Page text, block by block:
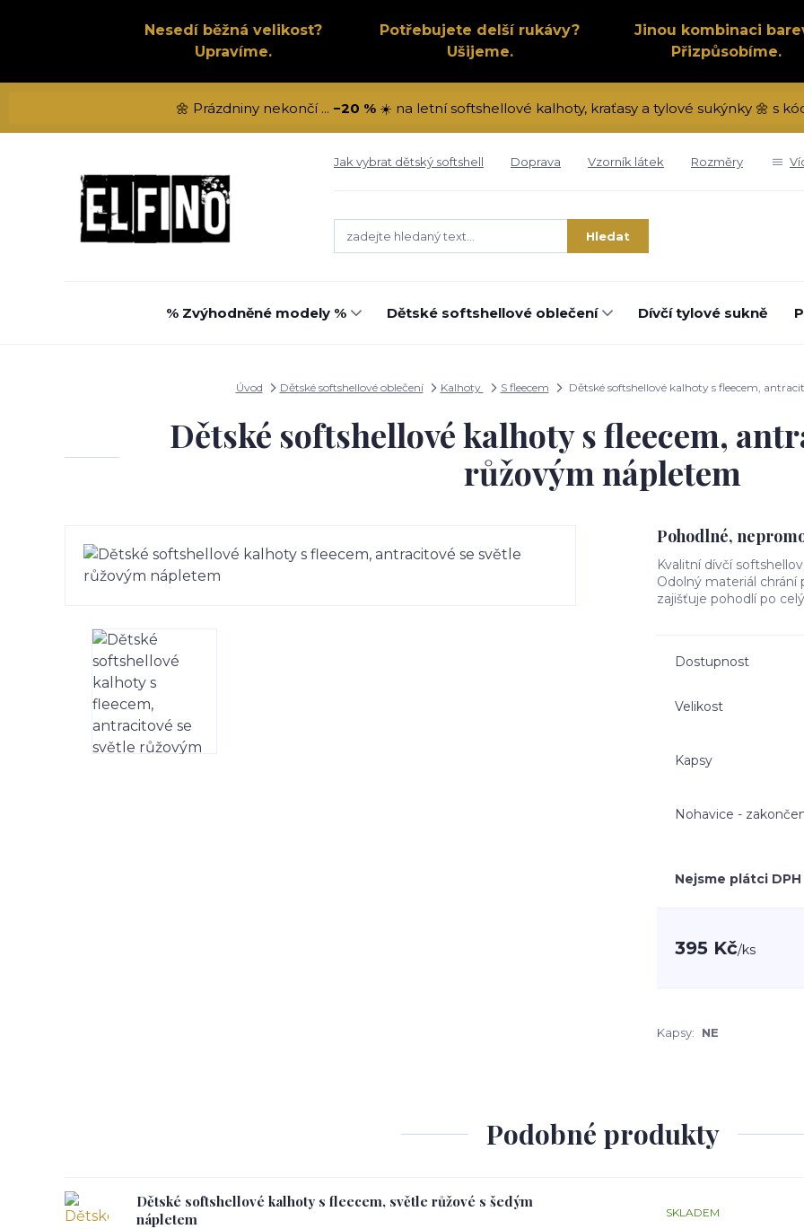
Nesedí běžná velikost?
Upravíme.
Potřebujete delší rukávy?
Ušijeme.
Jinou kombinaci
Přizpůsobíme.
🌼 Prázdniny nekončí ... −20 %☀️ na letní softshellové kalhoty, kraťasy a tylové sukýnky 🌼 s
Jak vybrat dětský softshell Doprava Vzorník látek Rozměry
Hledat
% Zvýhodněné modely % Dětské softshellové oblečení Dívčí tylové sukně
Úvod Dětské softshellové oblečení Kalhoty S fleecem Dětské softshellové kalhoty s fleecem,
Dětské softshellové kalhoty s fleecem,
růžovým nápletem
Pohodlné,
Kvalitní dívčí
Odolný materiál
zajišťuje pohodlí po
Dostupnost
Velikost
Kapsy
Nohavice -
Nejsme plátci DPH
395 Kč/ks
Kapsy: NE
Podobné produkty
Dětské softshellové kalhoty s fleecem, světle růžové s šedým
nápletem
SKLADEM